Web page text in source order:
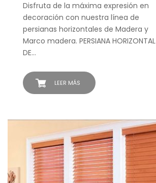
LEER MÁS
Disfruta de la máxima expresión en
decoración con nuestra línea de
persianas horizontales de Madera y
Marco madera. PERSIANA HORIZONTAL
DE…